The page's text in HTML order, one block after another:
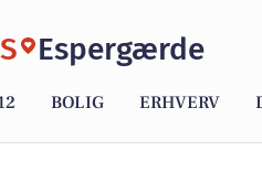
Espergærde
BOLIG ERHVERV